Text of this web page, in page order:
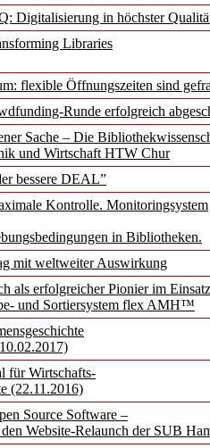
Digitalisierung in höchster
Libraries
flexible Öffnungszeiten sind
Runde erfolgreich
Sache – Die
und Wirtschaft HTW Chur
bessere DEAL”
Kontrolle. Monitoringsystem
in Bibliotheken.
mit weltweiter Auswirkung
als erfolgreicher Pionier im
und Sortiersystem flex AMH™
für Wirtschafts-
(22.11.2016)
Source Software –
Website-Relaunch der SUB